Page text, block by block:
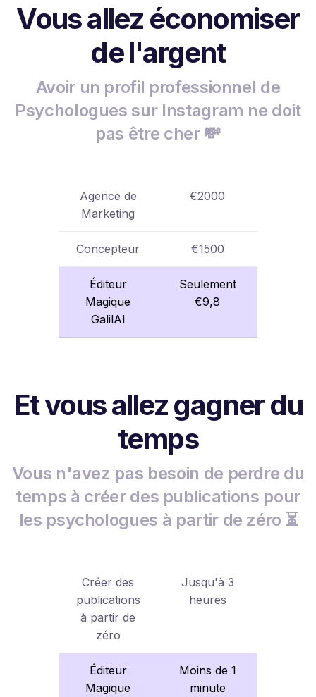
Vous allez économiser
de l'argent
Avoir un profil professionnel de
Psychologues sur Instagram ne doit
pas être cher 💸
Agence de
Marketing
€2000
Concepteur €1500
Éditeur
Magique
GalilAI
Seulement
€9,8
Et vous allez gagner du
temps
Vous n'avez pas besoin de perdre du
temps à créer des publications pour
les psychologues à partir de zéro ⏳
Créer des
publications
à partir de
zéro
Jusqu'à 3
heures
Éditeur
Magique
Moins de 1
minute